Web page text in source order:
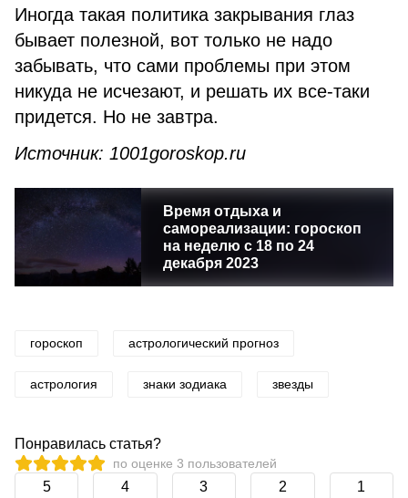
Иногда такая политика закрывания глаз
бывает полезной, вот только не надо
забывать, что сами проблемы при этом
никуда не исчезают, и решать их все-таки
придется. Но не завтра.
Источник: 1001goroskop.ru
Время отдыха и
самореализации: гороскоп
на неделю с 18 по 24
декабря 2023
гороскоп астрологический прогноз
астрология знаки зодиака звезды
Понравилась статья?
по оценке 3 пользователей
5 4 3 2 1